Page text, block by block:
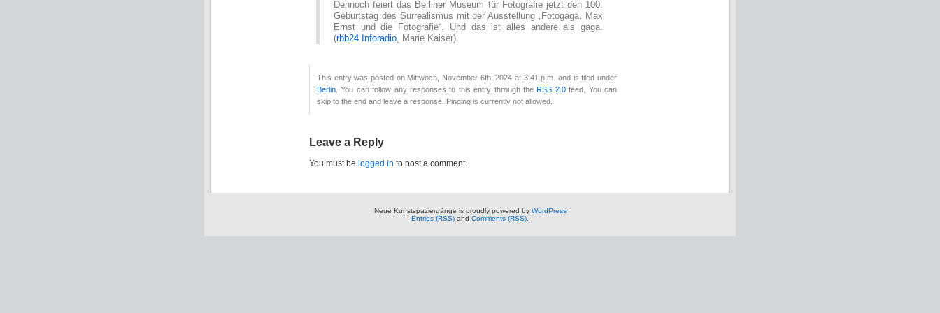
Dennoch feiert das Berliner Museum für Fotografie jetzt den 100.
Geburtstag des Surrealismus mit der Ausstellung „Fotogaga. Max
Ernst und die Fotografie“. Und das ist alles andere als gaga.
(rbb24 Inforadio , Marie Kaiser)
This entry was posted on Mittwoch, November 6th, 2024 at 3:41 p.m. and is filed under
Berlin . You can follow any responses to this entry through theRSS 2.0feed. You can
skip to the end and leave a response. Pinging is currently not allowed.
Leave a Reply
You must be logged in to post a comment.
Neue Kunstspaziergänge is proudly powered by WordPress
Entries (RSS) and Comments (RSS)